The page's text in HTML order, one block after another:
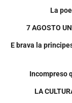
La
7 AGOSTO
E brava la
Incompreso
LA